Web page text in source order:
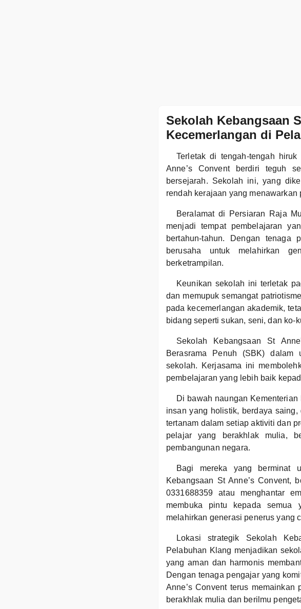
Sekolah Kebangsaan
Kecemerlangan di
Terletak di tengah-tengah
Anne’s Convent berdiri teguh
bersejarah. Sekolah ini, yang
rendah kerajaan yang
Beralamat di Persiaran Raja
menjadi tempat pembelajaran
bertahun-tahun. Dengan tenaga
berusaha untuk melahirkan
berketrampilan.
Keunikan sekolah ini terletak
dan memupuk semangat
pada kecemerlangan akademik,
bidang seperti sukan, seni, dan ko-
Sekolah Kebangsaan St
Berasrama Penuh (SBK) dalam
sekolah. Kerjasama ini
pembelajaran yang lebih baik
Di bawah naungan
insan yang holistik, berdaya
tertanam dalam setiap aktiviti dan
pelajar yang berakhlak mulia,
pembangunan negara.
Bagi mereka yang berminat
Kebangsaan St Anne’s Convent,
0331688359 atau menghantar
membuka pintu kepada semua
melahirkan generasi penerus yang
Lokasi strategik Sekolah
Pelabuhan Klang menjadikan
yang aman dan harmonis
Dengan tenaga pengajar yang
Anne’s Convent terus
berakhlak mulia dan berilmu